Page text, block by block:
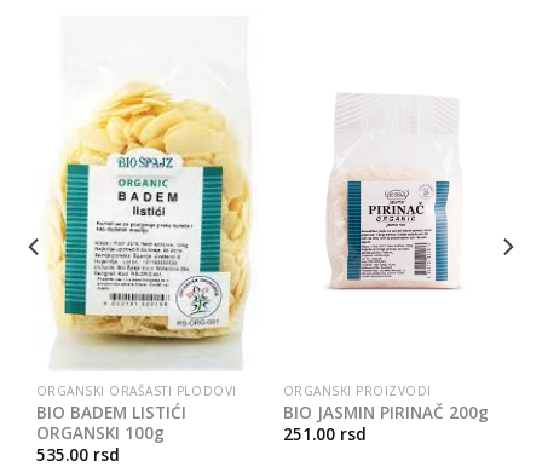
ORGANSKI ORAŠASTI PLODOVI
BIO BADEM LISTIĆI
ORGANSKI 100g
535.00 rsd
ORGANSKI PROIZVODI
BIO JASMIN PIRINAČ 200g
251.00 rsd